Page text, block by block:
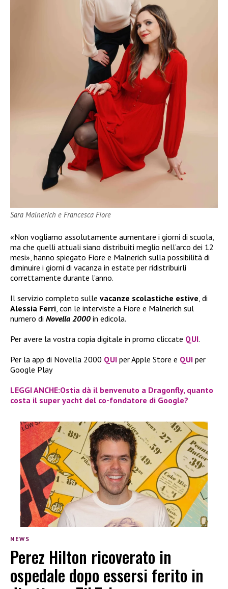
Sara Malnerich e Francesca Fiore
«Non vogliamo assolutamente aumentare i giorni di scuola,
ma che quelli attuali siano distribuiti meglio nell’arco dei 12
mesi», hanno spiegato Fiore e Malnerich sulla possibilità di
diminuire i giorni di vacanza in estate per ridistribuirli
correttamente durante l’anno.
Il servizio completo sulle vacanze scolastiche estive , di
Alessia Ferri , con le interviste a Fiore e Malnerich sul
numero di Novella 2000 in edicola.
Per avere la vostra copia digitale in promo cliccate QUI.
Per la app di Novella 2000 QUI per Apple Store e QUI per
Google Play
LEGGI ANCHE:Ostia dà il benvenuto a Dragonfly, quanto
costa il super yacht del co-fondatore di Google?
NEWS
Perez Hilton ricoverato in
ospedale dopo essersi ferito in